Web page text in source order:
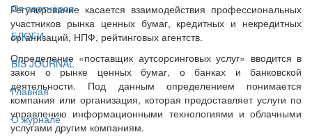
От партнёров
БЛОГИ
BIS JOURNAL
Главная
О журнале
Регулирование касается взаимодействия профессиональных
участников рынка ценных бумаг, кредитных и некредитных
организаций, НПФ, рейтинговых агентств.
Определение «поставщик аутсорсинговых услуг» вводится в
закон о рынке ценных бумаг, о банках и банковской
деятельности. Под данным определением понимается
компания или организация, которая предоставляет услуги по
управлению информационными технологиями и облачными
услугами другим компаниям.